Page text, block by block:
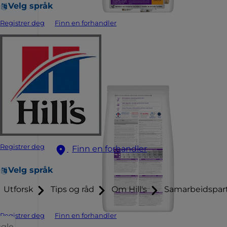
Velg språk
Registrer deg Finn en forhandler
Registrer deg Finn en forhandler
Velg språk
Utforsk Tips og råd Om Hill's
Registrer deg Finn en forhandler